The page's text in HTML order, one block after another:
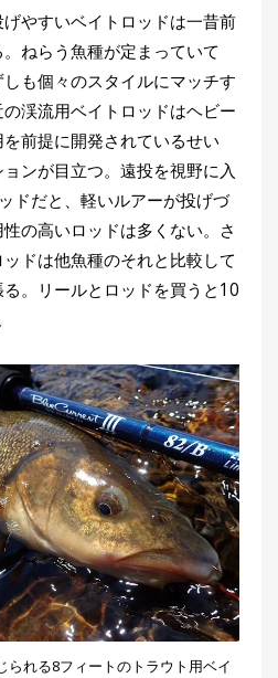
やすいベイトロッドは一昔前
ねらう魚種が定まっていて
も個々のスタイルにマッチす
渓流用ベイトロッドはヘビー
前提に開発されているせい
ンが目立つ。遠投を視野に入
ドだと、軽いルアーが投げづ
の高いロッドは多くない。さ
ドは他魚種のそれと比較して
。リールとロッドを買うと10
られる8フィートのトラウト用ベイ